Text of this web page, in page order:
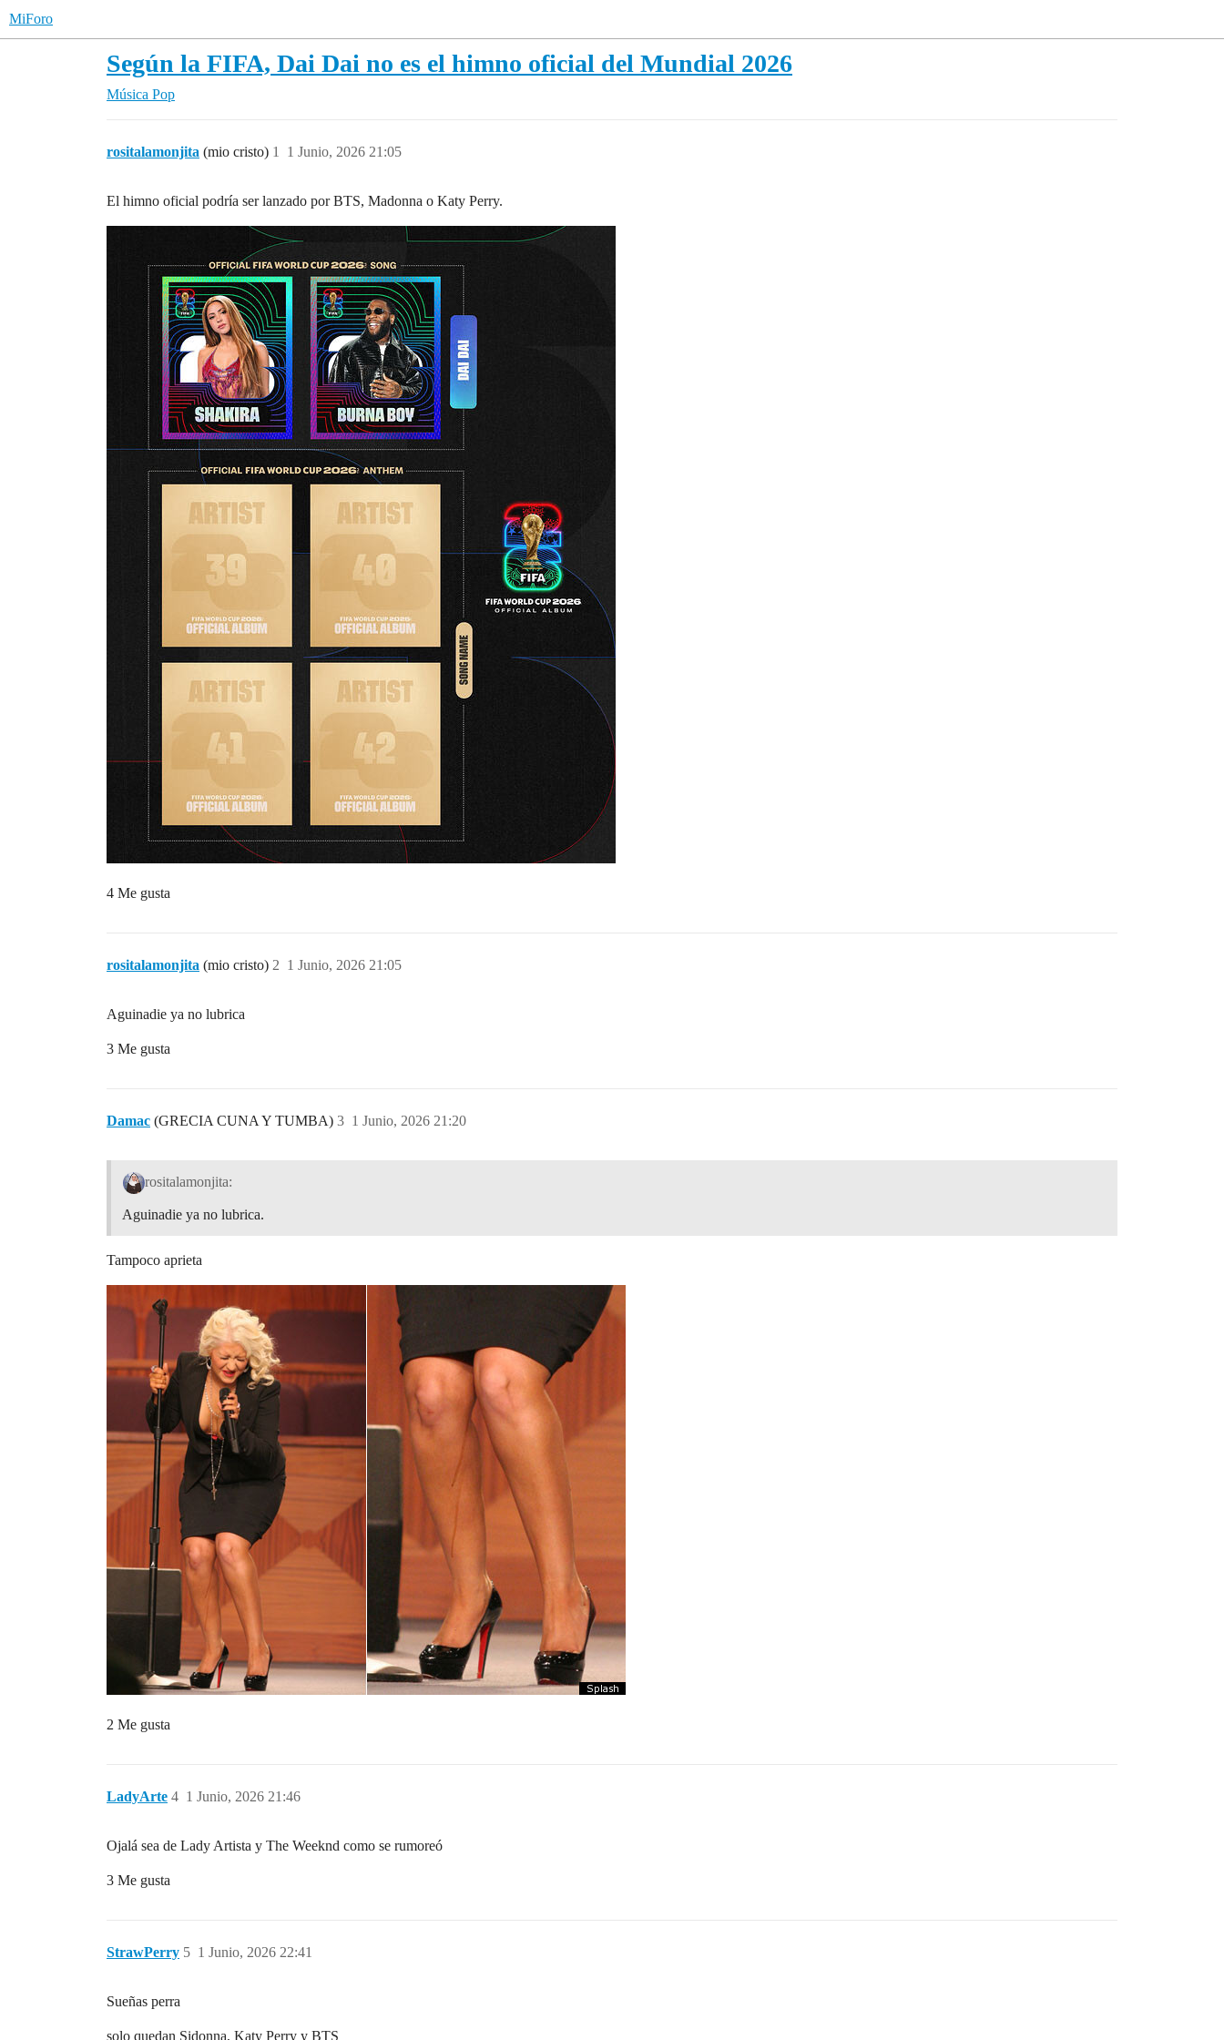
MiForo
Según la FIFA, Dai Dai no es el himno oficial del Mundial 2026
Música Pop
rositalamonjita (mio cristo) 1 Junio, 2026 21:05
1
El himno oficial podría ser lanzado por BTS, Madonna o Katy Perry.
4 Me gusta
rositalamonjita (mio cristo) 1 Junio, 2026 21:05
2
Aguinadie ya no lubrica
3 Me gusta
Damac (GRECIA CUNA Y TUMBA) 1 Junio, 2026 21:20
3
rositalamonjita:
Aguinadie ya no lubrica.
Tampoco aprieta
2 Me gusta
LadyArte 1 Junio, 2026 21:46
4
Ojalá sea de Lady Artista y The Weeknd como se rumoreó
3 Me gusta
StrawPerry 1 Junio, 2026 22:41
5
Sueñas perra
solo quedan Sidonna, Katy Perry y BTS